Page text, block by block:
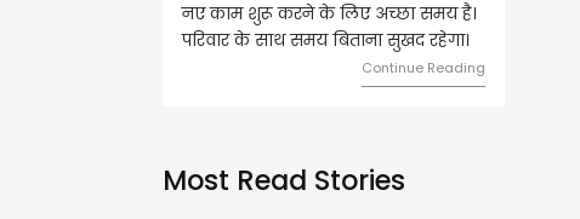
नए काम शुरू करने के लिए अच्छा समय है।
परिवार के साथ समय बिताना सुखद रहेगा।
लिए शुभ रहने वाला है। धन और
मामलों में सफलता मिलेगी। मित्रों से
मेलजोल बढ़ेगा। आर्थिक निवेश सोच-
समझकर...